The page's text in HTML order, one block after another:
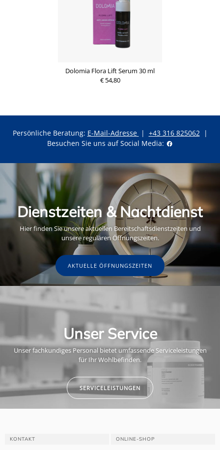
Dolomia Flora Lift Serum 30 ml
€ 54,80
Persönliche Beratung: E-Mail-Adresse | +43 316 825062|
Besuchen Sie uns auf Social Media:
Dienstzeiten & Nachtdienst
Hier finden Sie unsere aktuellen Bereitschaftsdienstzeiten und
unsere regulären Öffnungszeiten.
AKTUELLE ÖFFNUNGSZEITEN
Unser Service
Unser fachkundiges Personal bietet umfassende Serviceleistungen
für Ihr Wohlbefinden.
SERVICELEISTUNGEN
KONTAKT ONLINE-SHOP